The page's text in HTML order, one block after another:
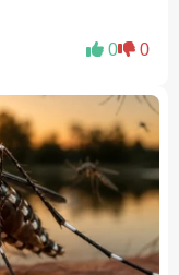
0 0